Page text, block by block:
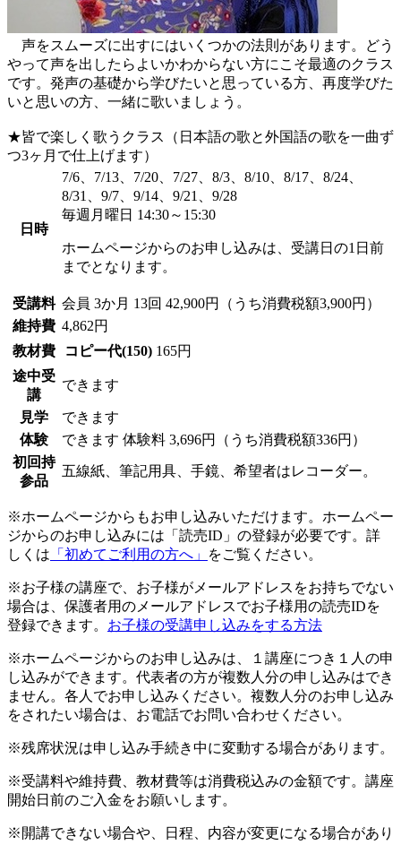
声をスムーズに出すにはいくつかの法則があります。どう
やって声を出したらよいかわからない方にこそ最適のクラス
です。発声の基礎から学びたいと思っている方、再度学びた
いと思いの方、一緒に歌いましょう。
★皆で楽しく歌うクラス（日本語の歌と外国語の歌を一曲ず
つ3ヶ月で仕上げます）
日時
7/6、7/13、7/20、7/27、8/3、8/10、8/17、8/24、
8/31、9/7、9/14、9/21、9/28
毎週月曜日 14:30～15:30
ホームページからのお申し込みは、受講日の1日前
までとなります。
受講料 会員 3か月 13回 42,900円（うち消費税額3,900円）
維持費 4,862円
教材費
コピー代(150) 165円
途中受
講
できます
見学
できます
体験
できます 体験料 3,696円（うち消費税額336円）
初回持
参品
五線紙、筆記用具、手鏡、希望者はレコーダー。
※ホームページからもお申し込みいただけます。ホームペー
ジからのお申し込みには「読売ID」の登録が必要です。詳
しくは 「初めてご利用の方へ」 をご覧ください。
※お子様の講座で、お子様がメールアドレスをお持ちでない
場合は、保護者用のメールアドレスでお子様用の読売IDを
登録できます。 お子様の受講申し込みをする方法
※ホームページからのお申し込みは、１講座につき１人の申
し込みができます。代表者の方が複数人分の申し込みはでき
ません。各人でお申し込みください。複数人分のお申し込み
をされたい場合は、お電話でお問い合わせください。
※残席状況は申し込み手続き中に変動する場合があります。
※受講料や維持費、教材費等は消費税込みの金額です。講座
開始日前のご入金をお願いします。
※開講できない場合や、日程、内容が変更になる場合があり